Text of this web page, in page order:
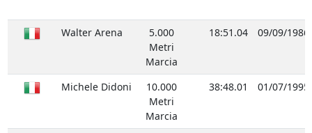
Walter Arena
5.000
Metri
Marcia
18:51.04 09/09/1986
Michele Didoni
10.000
Metri
Marcia
38:48.01 01/07/1995